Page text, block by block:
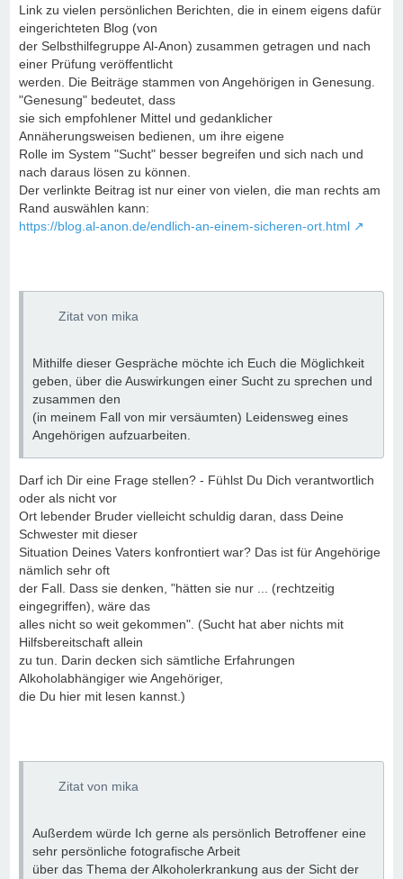
Link zu vielen persönlichen Berichten, die in einem eigens dafür
eingerichteten Blog (von
der Selbsthilfegruppe Al-Anon) zusammen getragen und nach
einer Prüfung veröffentlicht
werden. Die Beiträge stammen von Angehörigen in Genesung.
"Genesung" bedeutet, dass
sie sich empfohlener Mittel und gedanklicher
Annäherungsweisen bedienen, um ihre eigene
Rolle im System "Sucht" besser begreifen und sich nach und
nach daraus lösen zu können.
Der verlinkte Beitrag ist nur einer von vielen, die man rechts am
Rand auswählen kann:
https://blog.al-anon.de/endlich-an-einem-sicheren-ort.html
Zitat von mika
Mithilfe dieser Gespräche möchte ich Euch die Möglichkeit
geben, über die Auswirkungen einer Sucht zu sprechen und
zusammen den
(in meinem Fall von mir versäumten) Leidensweg eines
Angehörigen aufzuarbeiten.
Darf ich Dir eine Frage stellen? - Fühlst Du Dich verantwortlich
oder als nicht vor
Ort lebender Bruder vielleicht schuldig daran, dass Deine
Schwester mit dieser
Situation Deines Vaters konfrontiert war? Das ist für Angehörige
nämlich sehr oft
der Fall. Dass sie denken, "hätten sie nur ... (rechtzeitig
eingegriffen), wäre das
alles nicht so weit gekommen". (Sucht hat aber nichts mit
Hilfsbereitschaft allein
zu tun. Darin decken sich sämtliche Erfahrungen
Alkoholabhängiger wie Angehöriger,
die Du hier mit lesen kannst.)
Zitat von mika
Außerdem würde Ich gerne als persönlich Betroffener eine
sehr persönliche fotografische Arbeit
über das Thema der Alkoholerkrankung aus der Sicht der